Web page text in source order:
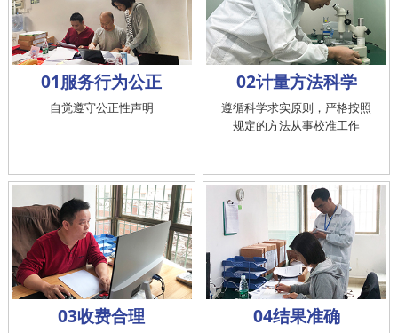
01服务行为公正
自觉遵守公正性声明
02计量方法科学
遵循科学求实原则，严格按照
规定的方法从事校准工作
03收费合理 04结果准确